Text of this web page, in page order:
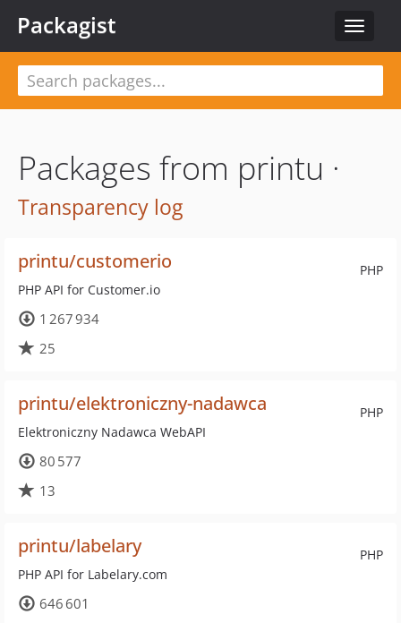
Toggle
Packagist
Packages from printu ·
Transparency log
PHP
printu/customerio
PHP API for Customer.io
1 267 934
25
PHP
printu/elektroniczny-nadawca
Elektroniczny Nadawca WebAPI
80 577
13
PHP
printu/labelary
PHP API for Labelary.com
646 601